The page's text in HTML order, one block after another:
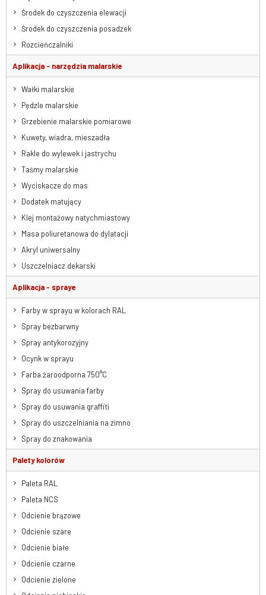
Środek do czyszczenia elewacji
Środek do czyszczenia posadzek
Rozcieńczalniki
Aplikacja - narzędzia malarskie
Wałki malarskie
Pędzle malarskie
Grzebienie malarskie pomiarowe
Kuwety, wiadra, mieszadła
Rakle do wylewek i jastrychu
Taśmy malarskie
Wyciskacze do mas
Dodatek matujący
Klej montażowy natychmiastowy
Masa poliuretanowa do dylatacji
Akryl uniwersalny
Uszczelniacz dekarski
Aplikacja - spraye
Farby w sprayu w kolorach RAL
Spray bezbarwny
Spray antykorozyjny
Ocynk w sprayu
Farba żaroodporna 750°C
Spray do usuwania farby
Spray do usuwania graffiti
Spray do uszczelniania na zimno
Spray do znakowania
Palety kolorów
Paleta RAL
Paleta NCS
Odcienie brązowe
Odcienie szare
Odcienie białe
Odcienie czarne
Odcienie zielone